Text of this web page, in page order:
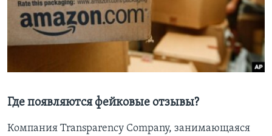
Где появляются фейковые отзывы?
Компания Transparency Company, занимающаяся